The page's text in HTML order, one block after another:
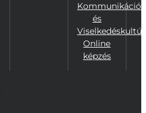
Kommunikáció
és
Online
képzés